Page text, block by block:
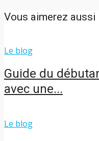
Vous aimerez aussi
Le blog
Guide du
avec une...
Le blog